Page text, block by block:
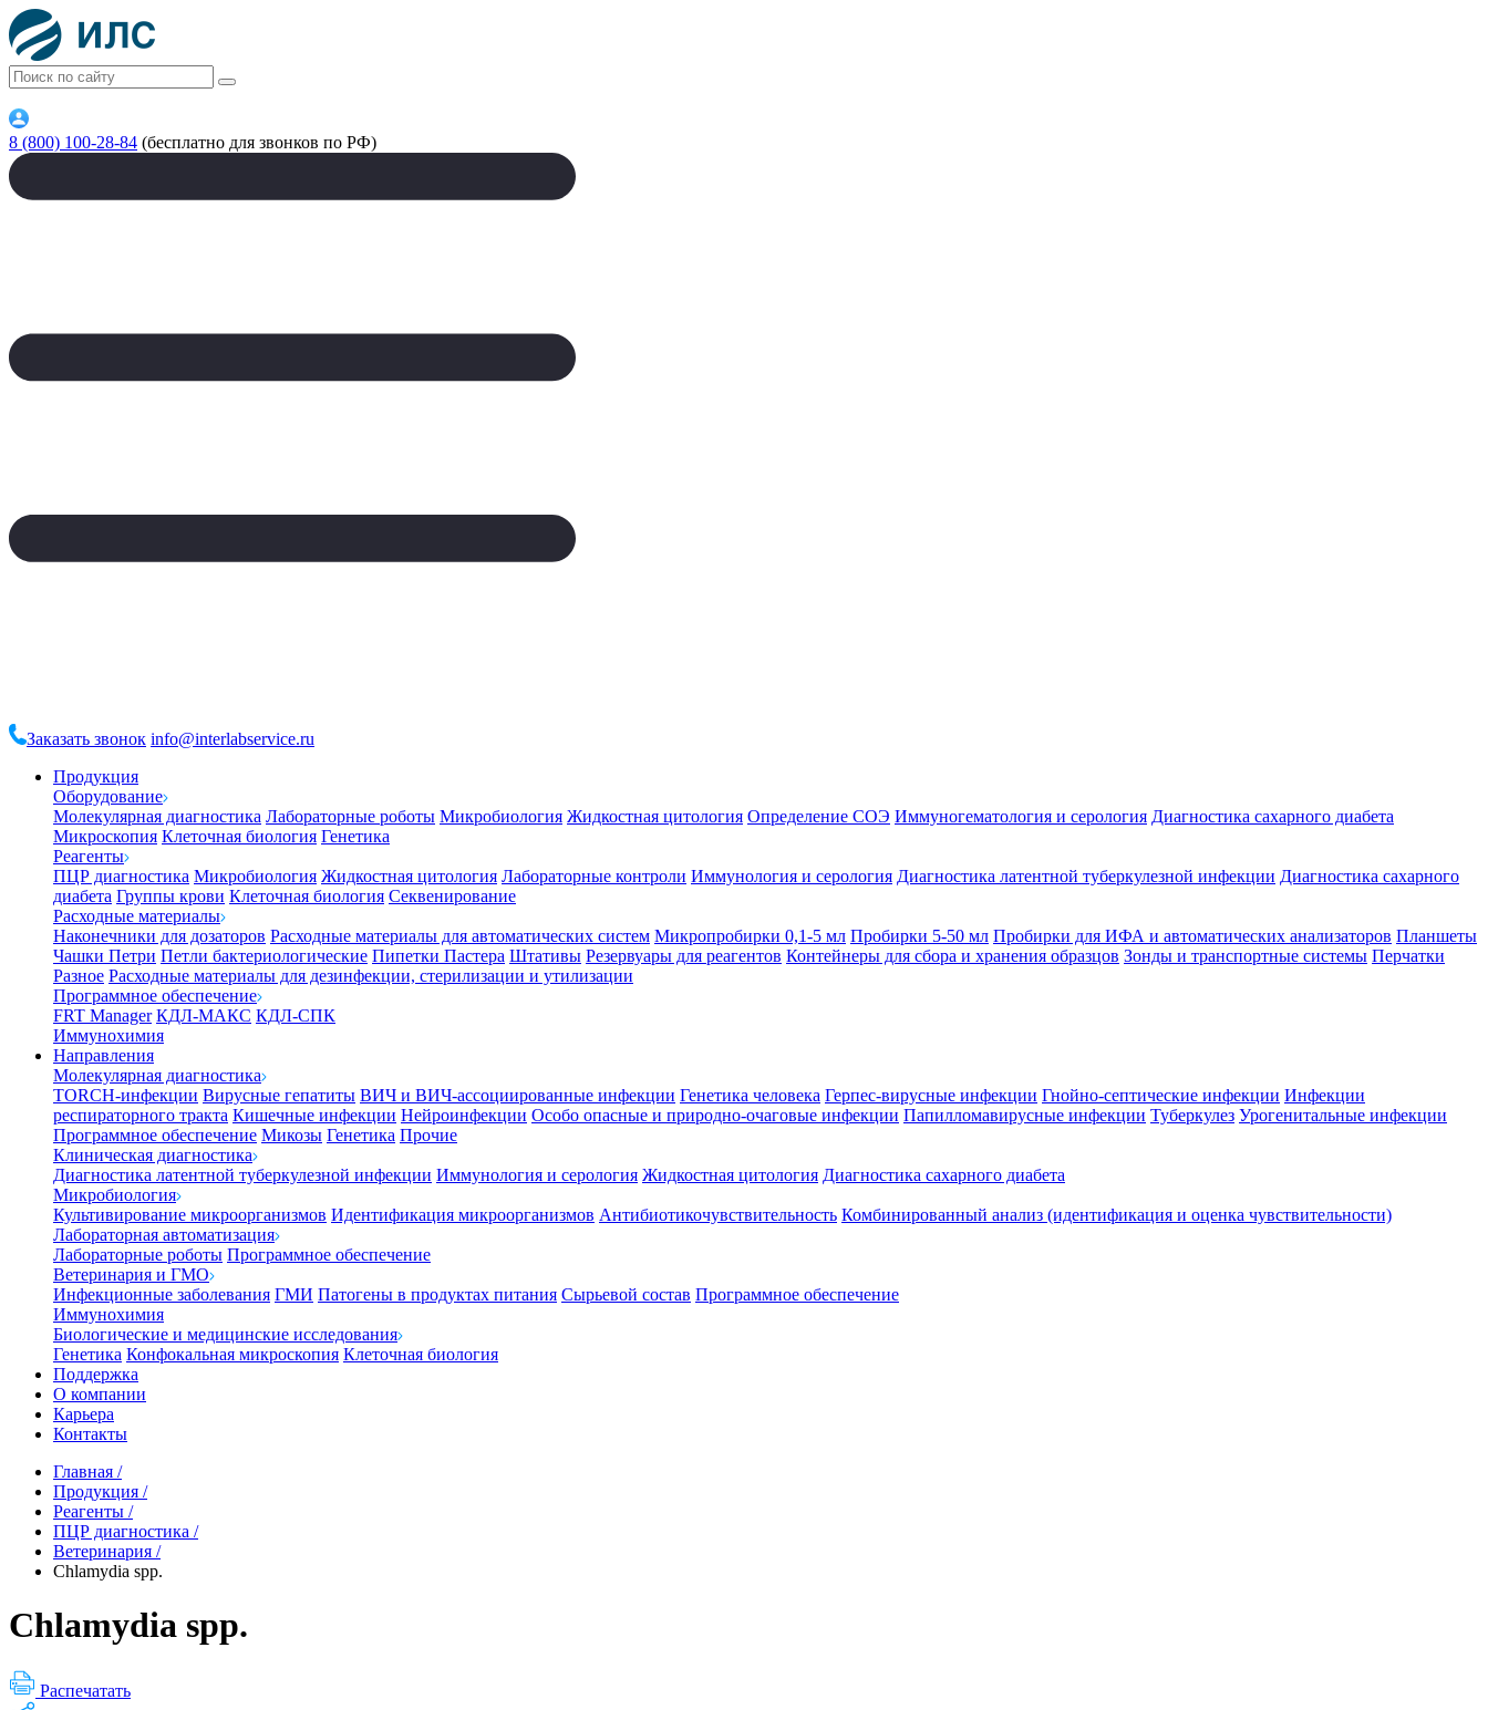
8 (800) 100-28-84 (бесплатно для звонков по РФ)
Заказать звонок info@interlabservice.ru
Продукция
Оборудование
Молекулярная диагностика Лабораторные роботы Микробиология Жидкостная цитология Определение СОЭ Иммуногематология и серология Диагностика сахарного диабета
Микроскопия Клеточная биология Генетика
Реагенты
ПЦР диагностика Микробиология Жидкостная цитология Лабораторные контроли Иммунология и серология Диагностика латентной туберкулезной инфекции Диагностика сахарного
диабета Группы крови Клеточная биология Секвенирование
Расходные материалы
Наконечники для дозаторов Расходные материалы для автоматических систем Микропробирки 0,1-5 мл Пробирки 5-50 мл Пробирки для ИФА и автоматических анализаторов Планшеты
Чашки Петри Петли бактериологические Пипетки Пастера Штативы Резервуары для реагентов Контейнеры для сбора и хранения образцов Зонды и транспортные системы Перчатки
Разное Расходные материалы для дезинфекции, стерилизации и утилизации
Программное обеспечение
FRT Manager КДЛ-МАКС КДЛ-СПК
Иммунохимия
Направления
Молекулярная диагностика
TORCH-инфекции Вирусные гепатиты ВИЧ и ВИЧ-ассоциированные инфекции Генетика человека Герпес-вирусные инфекции Гнойно-септические инфекции Инфекции
респираторного тракта Кишечные инфекции Нейроинфекции Особо опасные и природно-очаговые инфекции Папилломавирусные инфекции Туберкулез Урогенитальные инфекции
Программное обеспечение Микозы Генетика Прочие
Клиническая диагностика
Диагностика латентной туберкулезной инфекции Иммунология и серология Жидкостная цитология Диагностика сахарного диабета
Микробиология
Культивирование микроорганизмов Идентификация микроорганизмов Антибиотикочувствительность Комбинированный анализ (идентификация и оценка чувствительности)
Лабораторная автоматизация
Лабораторные роботы Программное обеспечение
Ветеринария и ГМО
Инфекционные заболевания ГМИ Патогены в продуктах питания Сырьевой состав Программное обеспечение
Иммунохимия
Биологические и медицинские исследования
Генетика Конфокальная микроскопия Клеточная биология
Поддержка
О компании
Карьера
Контакты
Главная /
Продукция /
Реагенты /
ПЦР диагностика /
Ветеринария /
Chlamydia spp.
Chlamydia spp.
Распечатать